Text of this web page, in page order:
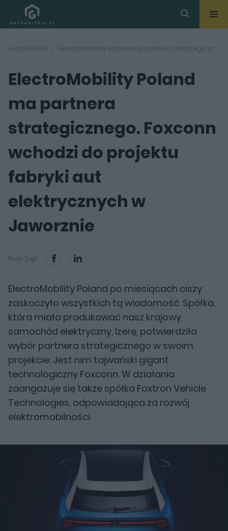
autoGALERIA ElectroMobility Poland ma partnera strategicznego. Foxconn wchodzi do projektu fabryki aut elektrycznych w Jaworznie
ElectroMobility Poland
ma partnera
strategicznego. Foxconn
wchodzi do projektu
fabryki aut
elektrycznych w
Jaworznie
Piotr Zajt
ElectroMobility Poland po miesiącach ciszy
zaskoczyło wszystkich tą wiadomość. Spółka,
która miała produkować nasz krajowy
samochód elektryczny, Izerę, potwierdziła
wybór partnera strategicznego w swoim
projekcie. Jest nim tajwański gigant
technologiczny Foxconn. W działania
zaangażuje się także spółka Foxtron Vehicle
Technologies, odpowiadająca za rozwój
elektromobilności.